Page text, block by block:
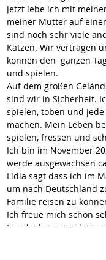
Jetzt lebe ich mit
meiner Mutter auf
sind noch sehr viele
Katzen. Wir vertragen
können den  ganzen
und spielen.
Auf dem großen
sind wir in Sicherheit.
spielen, toben und
machen. Mein Leben
spielen, fressen und
Ich bin im November
werde ausgewachsen
Lidia sagt dass ich im
um nach Deutschland
Familie reisen zu
Ich freue mich schon
Familie